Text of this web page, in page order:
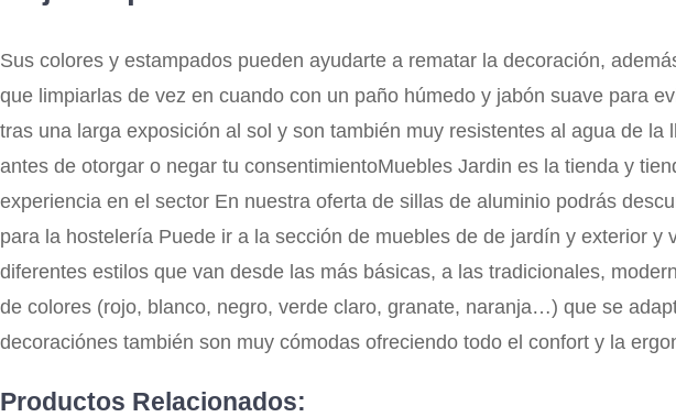
Sus colores y estampados pueden ayudarte a rematar la decoración,
que limpiarlas de vez en cuando con un paño húmedo y jabón suave para
tras una larga exposición al sol y son también muy resistentes al agua de
antes de otorgar o negar tu consentimientoMuebles Jardin es la tienda y
experiencia en el sector En nuestra oferta de sillas de aluminio podrás
para la hostelería Puede ir a la sección de muebles de de jardín y exterior
diferentes estilos que van desde las más básicas, a las tradicionales,
de colores (rojo, blanco, negro, verde claro, granate, naranja…) que se
decoraciónes también son muy cómodas ofreciendo todo el confort y la
Productos Relacionados: